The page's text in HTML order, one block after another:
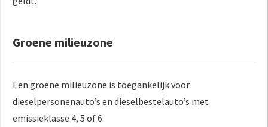
Groene milieuzone
Een groene milieuzone is toegankelijk voor
dieselpersonenauto’s en dieselbestelauto’s met
emissieklasse 4, 5 of 6.